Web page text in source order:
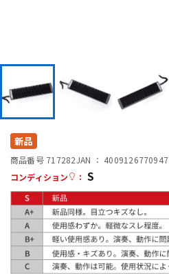
DTM オンライン納品
配信/ライブ機器
中古
新品
商品番号 717282JAN ： 4009126770947
コンディション
： S